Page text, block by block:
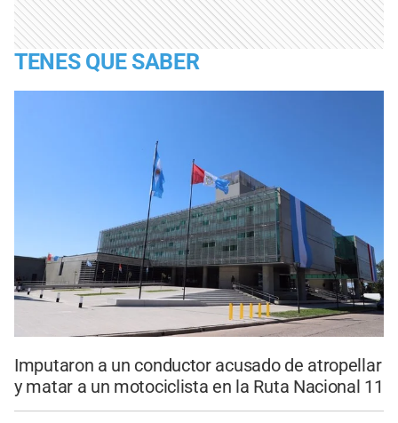
TENES QUE SABER
Imputaron a un conductor acusado de atropellar
y matar a un motociclista en la Ruta Nacional 11